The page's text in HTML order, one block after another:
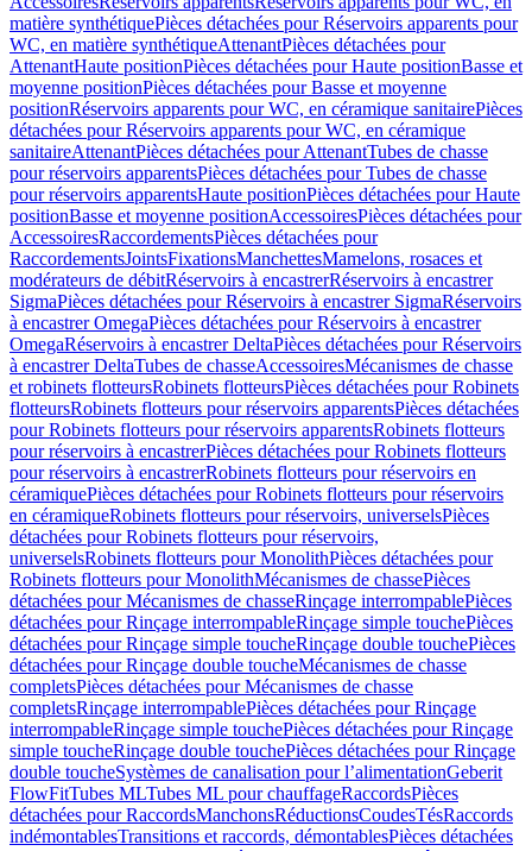
matière synthétiquePièces détachées pour Réservoirs apparents pour
WC, en matière synthétiqueAttenantPièces détachées pour
AttenantHaute positionPièces détachées pour Haute positionBasse et
moyenne positionPièces détachées pour Basse et moyenne
positionRéservoirs apparents pour WC, en céramique sanitairePièces
détachées pour Réservoirs apparents pour WC, en céramique
sanitaireAttenantPièces détachées pour AttenantTubes de chasse
pour réservoirs apparentsPièces détachées pour Tubes de chasse
pour réservoirs apparentsHaute positionPièces détachées pour Haute
positionBasse et moyenne positionAccessoiresPièces détachées pour
AccessoiresRaccordementsPièces détachées pour
RaccordementsJointsFixationsManchettesMamelons, rosaces et
modérateurs de débitRéservoirs à encastrerRéservoirs à encastrer
SigmaPièces détachées pour Réservoirs à encastrer SigmaRéservoirs
à encastrer OmegaPièces détachées pour Réservoirs à encastrer
OmegaRéservoirs à encastrer DeltaPièces détachées pour Réservoirs
à encastrer DeltaTubes de chasseAccessoiresMécanismes de chasse
et robinets flotteursRobinets flotteursPièces détachées pour Robinets
flotteursRobinets flotteurs pour réservoirs apparentsPièces détachées
pour Robinets flotteurs pour réservoirs apparentsRobinets flotteurs
pour réservoirs à encastrerPièces détachées pour Robinets flotteurs
pour réservoirs à encastrerRobinets flotteurs pour réservoirs en
céramiquePièces détachées pour Robinets flotteurs pour réservoirs
en céramiqueRobinets flotteurs pour réservoirs, universelsPièces
détachées pour Robinets flotteurs pour réservoirs,
universelsRobinets flotteurs pour MonolithPièces détachées pour
Robinets flotteurs pour MonolithMécanismes de chassePièces
détachées pour Mécanismes de chasseRinçage interrompablePièces
détachées pour Rinçage interrompableRinçage simple touchePièces
détachées pour Rinçage simple toucheRinçage double touchePièces
détachées pour Rinçage double toucheMécanismes de chasse
completsPièces détachées pour Mécanismes de chasse
completsRinçage interrompablePièces détachées pour Rinçage
interrompableRinçage simple touchePièces détachées pour Rinçage
simple toucheRinçage double touchePièces détachées pour Rinçage
double toucheSystèmes de canalisation pour l’alimentationGeberit
FlowFitTubes MLTubes ML pour chauffageRaccordsPièces
détachées pour RaccordsManchonsRéductionsCoudesTésRaccords
indémontablesTransitions et raccords, démontablesPièces détachées